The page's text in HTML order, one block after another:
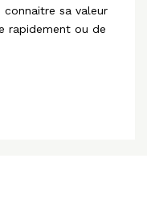
sa valeur
rapidement ou de